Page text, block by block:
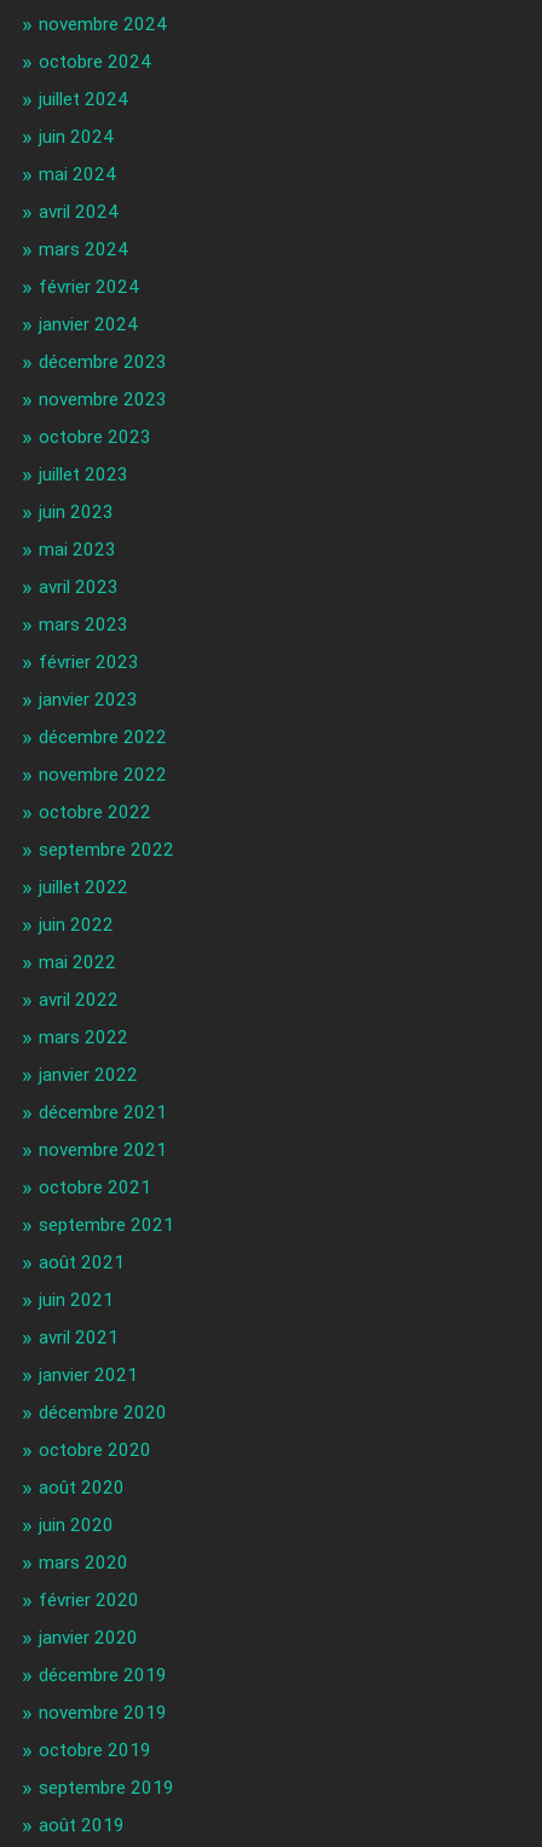
novembre 2024
octobre 2024
juillet 2024
juin 2024
mai 2024
avril 2024
mars 2024
février 2024
janvier 2024
décembre 2023
novembre 2023
octobre 2023
juillet 2023
juin 2023
mai 2023
avril 2023
mars 2023
février 2023
janvier 2023
décembre 2022
novembre 2022
octobre 2022
septembre 2022
juillet 2022
juin 2022
mai 2022
avril 2022
mars 2022
janvier 2022
décembre 2021
novembre 2021
octobre 2021
septembre 2021
août 2021
juin 2021
avril 2021
janvier 2021
décembre 2020
octobre 2020
août 2020
juin 2020
mars 2020
février 2020
janvier 2020
décembre 2019
novembre 2019
octobre 2019
septembre 2019
août 2019